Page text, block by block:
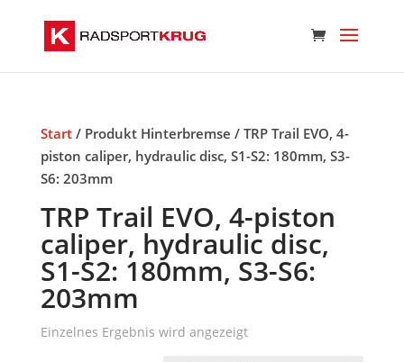
Start/ Produkt Hinterbremse / TRP Trail EVO, 4-
piston caliper, hydraulic disc, S1-S2: 180mm, S3-
S6: 203mm
TRP Trail EVO, 4-piston
caliper, hydraulic disc,
S1-S2: 180mm, S3-S6:
203mm
Einzelnes Ergebnis wird angezeigt